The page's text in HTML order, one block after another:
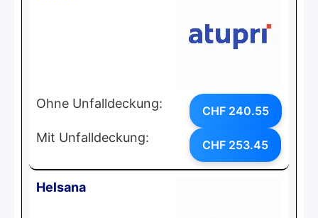
Ohne Unfalldeckung: CHF 240.55
Mit Unfalldeckung: CHF 253.45
Helsana